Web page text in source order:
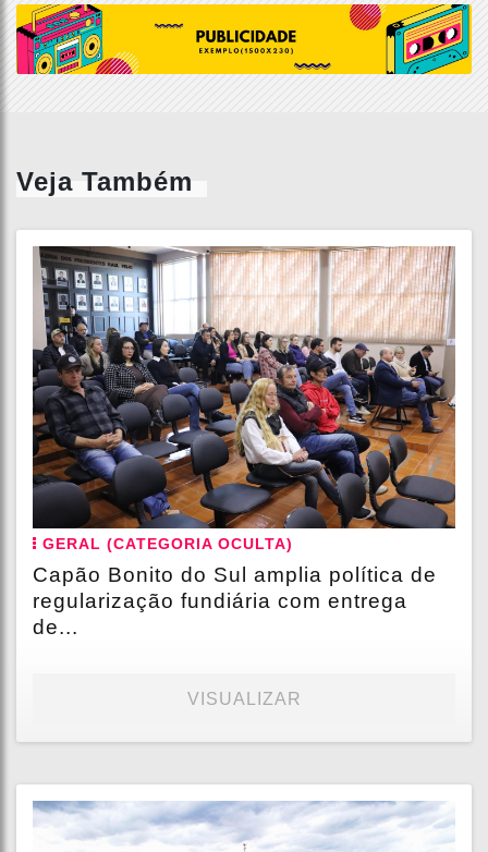
Veja Também
GERAL (CATEGORIA OCULTA)
Capão Bonito do Sul amplia política de
regularização fundiária com entrega
de...
VISUALIZAR